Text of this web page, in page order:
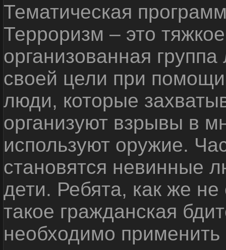
Тематическая
Терроризм – это
организованная
своей цели при
люди, которые
организуют взрывы в
используют оружие.
становятся невинные
дети. Ребята, как же не
такое гражданская
необходимо